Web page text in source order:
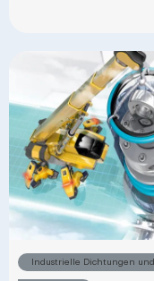
Industrielle Dichtungen und